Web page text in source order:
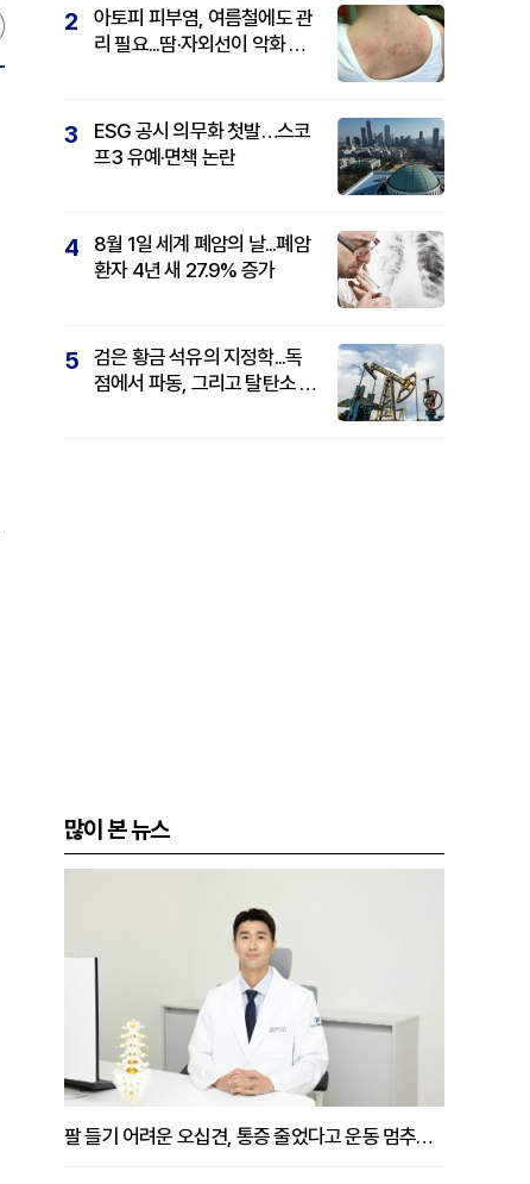
2
아토피 피부염, 여름철에도 관
리 필요...땀·자외선이 악화 요
3
ESG 공시 의무화 첫발…스코
프3 유예·면책 논란
4
8월 1일 세계 폐암의 날...폐암
환자 4년 새 27.9% 증가
5
검은 황금 석유의 지정학...독
점에서 파동, 그리고 탈탄소 패
많이 본 뉴스
팔 들기 어려운 오십견, 통증 줄었다고 운동 멈추면 안 되는 이유 [이병욱 원장 칼럼]